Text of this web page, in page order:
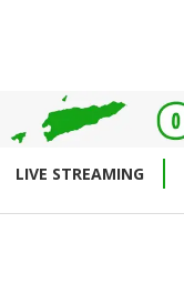
LIVE STREAMING